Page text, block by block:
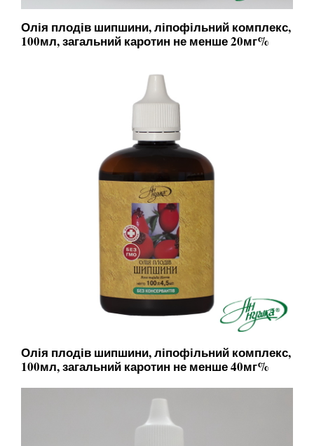
Олія плодів шипшини, ліпофільний комплекс,
100мл, загальний каротин не менше 20мг%
Олія плодів шипшини, ліпофільний комплекс,
100мл, загальний каротин не менше 40мг%